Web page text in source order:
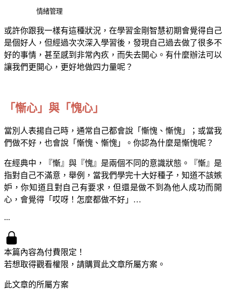
情緒管理
或許你跟我一樣有這種狀況，在學習金剛智慧初期會覺得自己
是個好人，但經過次次深入學習後，發現自己過去做了很多不
好的事情，甚至感到非常內疚，而失去開心。有什麼辦法可以
讓我們更開心，更好地做四力量呢？
「慚心」與「愧心」
當別人表揚自己時，通常自己都會說「慚愧、慚愧」；或當我
們做不好，也會說「慚愧、慚愧」。你認為什麼是慚愧呢？
在經典中，『慚』與『愧』是兩個不同的意識狀態。『慚』是
指對自己不滿意，舉例，當我們學完十大好種子，知道不該嫉
妒，你知道且對自己有要求，但還是做不到為他人成功而開
心，會覺得「哎呀！怎麼都做不好」…
...
本篇內容為付費限定！
若想取得觀看權限，請購買此文章所屬方案。
此文章的所屬方案